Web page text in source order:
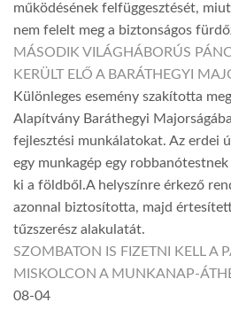
működésének felfüggesztését,
nem felelt meg a biztonságos
MÁSODIK VILÁGHÁBORÚS
KERÜLT ELŐ A BARÁTHEGYI
Különleges esemény szakította
Alapítvány Baráthegyi
fejlesztési munkálatokat. Az erdei
egy munkagép egy
ki a földből.A helyszínre érkező
azonnal biztosította, majd
tűzszerész alakulatát.
SZOMBATON IS FIZETNI KELL A
MISKOLCON A MUNKANAP-
08-04